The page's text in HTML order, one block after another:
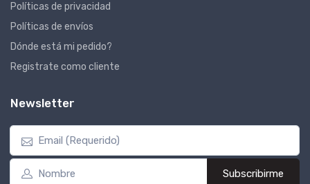
Políticas de privacidad
Políticas de envíos
Dónde está mi pedido?
Registrate como cliente
Newsletter
Subscribirme